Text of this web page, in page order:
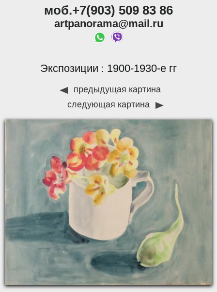
моб.+7(903) 509 83 86
artpanorama@mail.ru
Экспозиции : 1900-1930-е гг
предыдущая картина
следующая картина